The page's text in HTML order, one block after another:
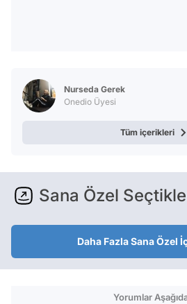
Nurseda Gerek
Onedio Üyesi
Tüm içerikleri
Sana Özel
Daha Fazla Sana Özel
Yorumlar